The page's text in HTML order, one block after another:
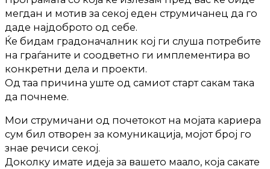
мегдан и мотив за секој еден струмичанец да го
даде најдоброто од себе.
Ќе бидам градоначалник кој ги слуша потребите
на граѓаните и соодветно ги имплементира во
конкретни дела и проекти.
Од таа причина уште од самиот старт сакам така
да почнеме.
Мои струмичани од почетокот на мојата кариера
сум бил отворен за комуникација, мојот број го
знае речиси секој.
Доколку имате идеја за вашето маало, која сакате